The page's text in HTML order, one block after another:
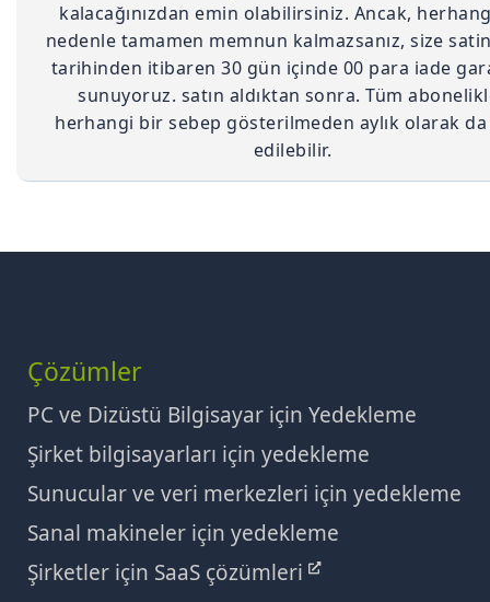
kalacağınızdan emin olabilirsiniz. Ancak,
nedenle tamamen memnun kalmazsanız, si̇ze
tari̇hi̇nden i̇ti̇baren 30 gün i̇çi̇nde 00 para i̇ade
sunuyoruz. satın aldıktan sonra. Tüm
herhangi bir sebep gösterilmeden aylık olarak
edilebilir.
Çözümler
PC ve Dizüstü Bilgisayar için Yedekleme
Şirket bilgisayarları için yedekleme
Sunucular ve veri merkezleri için yedekleme
Sanal makineler için yedekleme
Şirketler için SaaS çözümleri